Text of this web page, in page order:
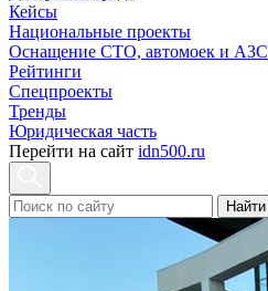
Кейсы
Национальные проекты
Оснащение СТО, автомоек и АЗС
Рейтинги
Спецпроекты
Тренды
Юридическая часть
Перейти на сайт idn500.ru
Найти